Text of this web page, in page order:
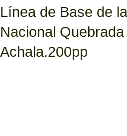
Línea de Base de
Nacional
Achala.200pp